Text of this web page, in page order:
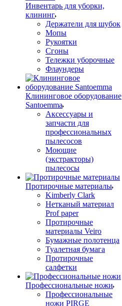
Инвентарь для уборки,
клининг
Держатели для шубок
Мопы
Рукоятки
Сгоны
Тележки уборочные
Флаундеры
Клининговое оборудование
Santoemma
Аксессуары и
запчасти для
профессиональных
пылесосов
Моющие
(экстракторы)
пылесосы
Протирочные материалы
Kimberly Clark
Нетканый материал
Prof paper
Протирочные
материалы Veiro
Бумажные полотенца
Туалетная бумага
Протирочные
салфетки
Профессиональные ножи
Профессиональные
ножи PIRGE